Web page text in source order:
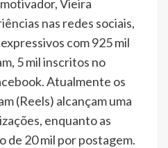
Vieira
nas redes sociais,
com 925 mil
5 mil inscritos no
Atualmente os
(Reels) alcançam uma
enquanto as
de 20 mil por postagem.